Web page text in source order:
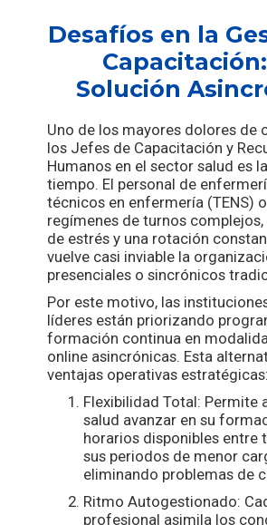
Desafíos en la
Solución
Uno de los mayores dolores de
los Jefes de Capacitación y
Humanos en el sector salud es
tiempo. El personal de
técnicos en enfermería (TENS)
regímenes de turnos
de estrés y una rotación
vuelve casi inviable la
presenciales o sincrónicos
Por este motivo, las
líderes están priorizando
formación continua en
online asincrónicas. Esta
ventajas operativas estratégicas:
Flexibilidad Total: Permite
salud avanzar en su
horarios disponibles entre
sus periodos de menor
eliminando problemas de
Ritmo Autogestionado:
profesional asimila los